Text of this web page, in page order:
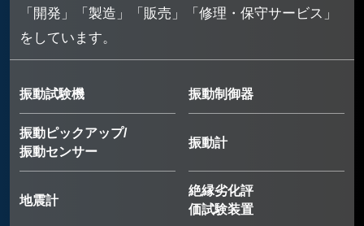
「開発」「製造」「販売」「修理・保守サービス」
をしています。
振動試験機 振動制御器
振動ピックアップ/
振動センサー
振動計
地震計
絶縁劣化評
価試験装置